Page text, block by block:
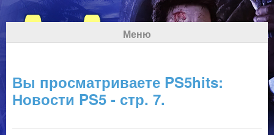
Меню
Вы просматриваете PS5hits:
Новости PS5 - стр. 7.